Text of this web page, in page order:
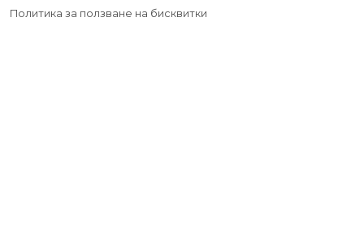
Политика за ползване на бисквитки